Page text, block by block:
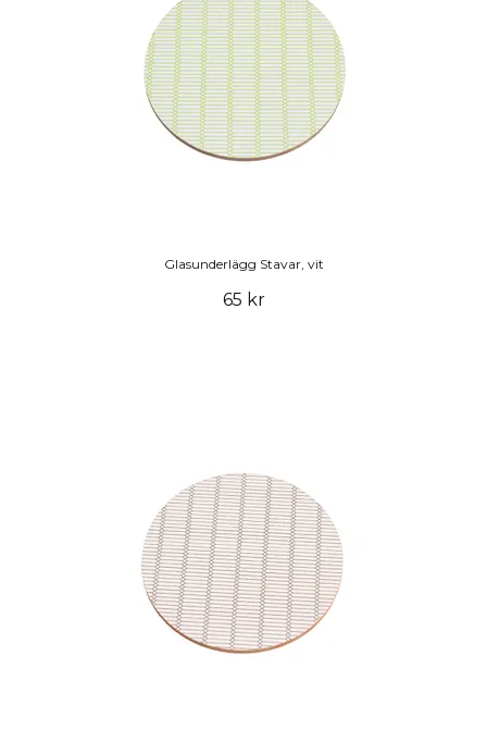
Glasunderlägg Stavar, vit
65 kr